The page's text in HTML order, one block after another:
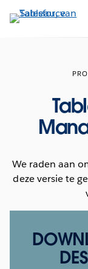
Verder
naar
We raden aan
deze versie te